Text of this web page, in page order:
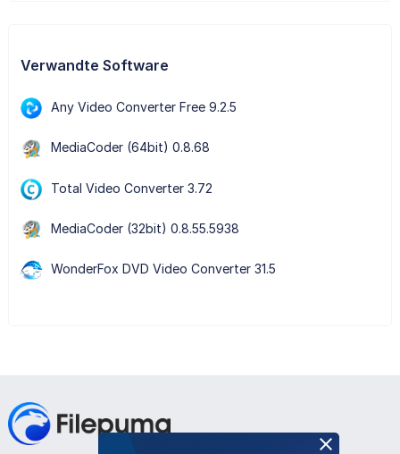
Verwandte Software
Any Video Converter Free 9.2.5
MediaCoder (64bit) 0.8.68
Total Video Converter 3.72
MediaCoder (32bit) 0.8.55.5938
WonderFox DVD Video Converter 31.5